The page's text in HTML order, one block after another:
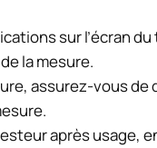
sur l’écran
la mesure.
assurez-vous de
après usage,